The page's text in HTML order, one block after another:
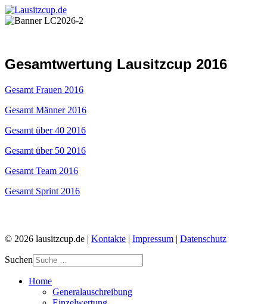
Gesamtwertung Lausitzcup 2016
Gesamt Frauen 2016
Gesamt Männer 2016
Gesamt über 40 2016
Gesamt über 50 2016
Gesamt Team 2016
Gesamt Sprint 2016
© 2026 lausitzcup.de | Kontakte | Impressum | Datenschutz
Suchen
Home
Generalauschreibung